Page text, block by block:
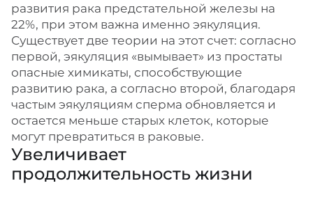
развития рака предстательной железы на
22%, при этом важна именно эякуляция.
Существует две теории на этот счет: согласно
первой, эякуляция «вымывает» из простаты
опасные химикаты, способствующие
развитию рака, а согласно второй, благодаря
частым эякуляциям сперма обновляется и
остается меньше старых клеток, которые
могут превратиться в раковые.
Увеличивает
продолжительность жизни